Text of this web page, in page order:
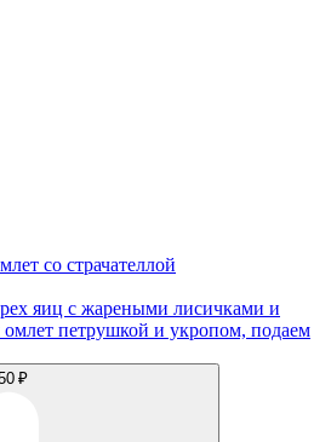
со страчателлой
яиц с жареными лисичками и
омлет петрушкой и укропом, подаем
₽